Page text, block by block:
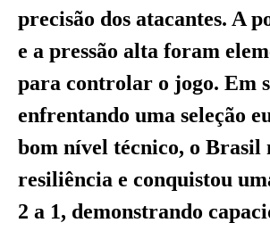
precisão dos atacantes. A
e a pressão alta foram
para controlar o jogo. Em
enfrentando uma seleção
bom nível técnico, o Brasil
resiliência e conquistou
2 a 1, demonstrando